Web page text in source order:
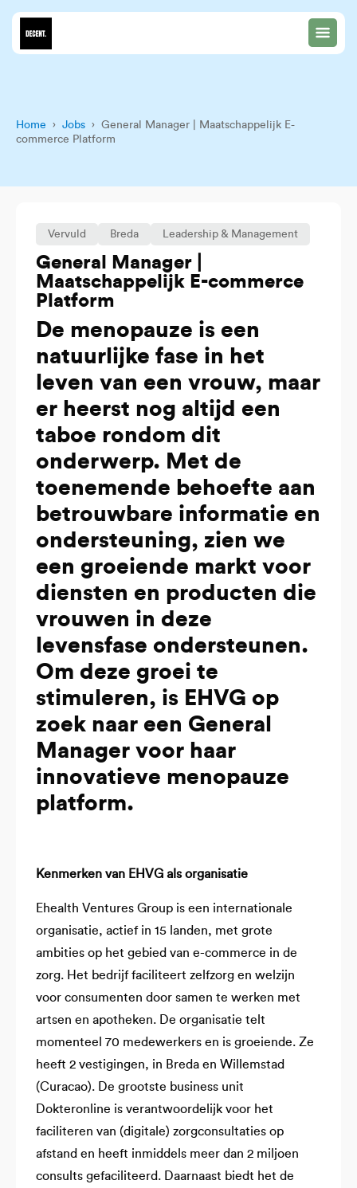
Home › Jobs › General Manager | Maatschappelijk E-
commerce Platform
Vervuld Breda Leadership & Management
General Manager |
Maatschappelijk E-commerce
Platform
De menopauze is een
natuurlijke fase in het
leven van een vrouw, maar
er heerst nog altijd een
taboe rondom dit
onderwerp. Met de
toenemende behoefte aan
betrouwbare informatie en
ondersteuning, zien we
een groeiende markt voor
diensten en producten die
vrouwen in deze
levensfase ondersteunen.
Om deze groei te
stimuleren, is EHVG op
zoek naar een General
Manager voor haar
innovatieve menopauze
platform.
Kenmerken van EHVG als organisatie
Ehealth Ventures Group is een internationale
organisatie, actief in 15 landen, met grote
ambities op het gebied van e-commerce in de
zorg. Het bedrijf faciliteert zelfzorg en welzijn
voor consumenten door samen te werken met
artsen en apotheken. De organisatie telt
momenteel 70 medewerkers en is groeiende. Ze
heeft 2 vestigingen, in Breda en Willemstad
(Curacao). De grootste business unit
Dokteronline is verantwoordelijk voor het
faciliteren van (digitale) zorgconsultaties op
afstand en heeft inmiddels meer dan 2 miljoen
consults gefaciliteerd. Daarnaast biedt het de